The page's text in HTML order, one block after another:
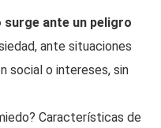
surge ante un peligro
ante situaciones
social o intereses, sin
Características de